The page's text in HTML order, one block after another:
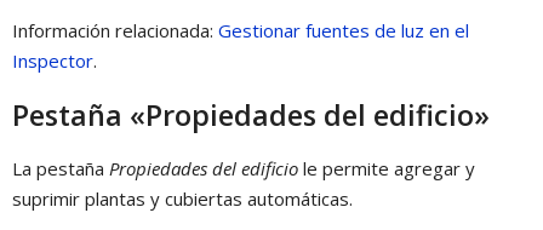
Información relacionada: Gestionar fuentes de luz en el
Inspector.
Pestaña «Propiedades del edificio»
La pestaña Propiedades del edificio le permite agregar y
suprimir plantas y cubiertas automáticas.